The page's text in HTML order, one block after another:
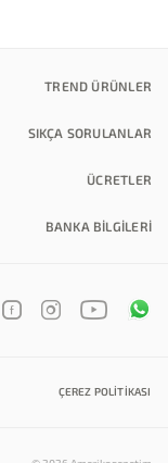
TREND ÜRÜNLER
SIKÇA SORULANLAR
ÜCRETLER
BANKA BILGILERI
ÇEREZ POLITIKASI